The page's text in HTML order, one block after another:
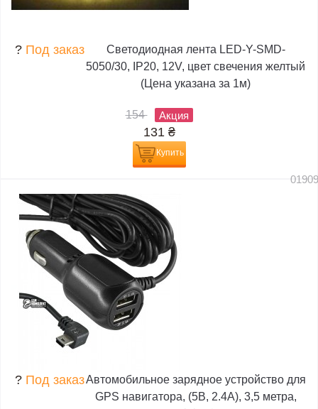
? Под заказ
Светодиодная лента LED-Y-SMD-
5050/30, IP20, 12V, цвет свечения желтый
(Цена указана за 1м)
154 Акция
131 ₴
Купить
? Под заказАвтомобильное зарядное устройство для
GPS навигатора, (5В, 2.4А), 3,5 метра,